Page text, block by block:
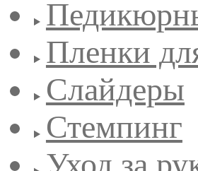
Пленки
Слайдеры
Стемпинг